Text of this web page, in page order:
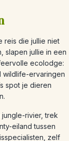
reis die jullie niet
slapen jullie in een
ecolodge:
wildlife-ervaringen
spot je dieren
rivier, trek
eiland tussen
zelf